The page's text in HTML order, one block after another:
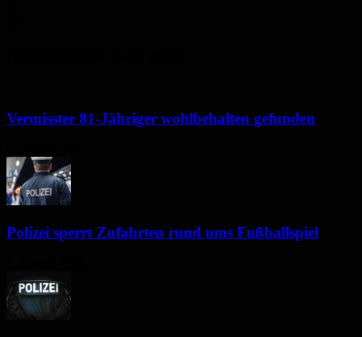
Vermisster 81-Jähriger wohlbehalten gefunden
Polizei sperrt Zufahrten rund ums Fußballspiel